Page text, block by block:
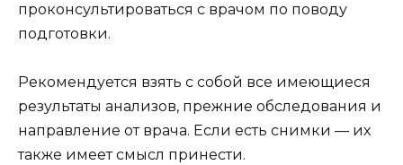
проконсультироваться с врачом по поводу
подготовки.
Рекомендуется взять с собой все имеющиеся
результаты анализов, прежние обследования и
направление от врача. Если есть снимки — их
также имеет смысл принести.